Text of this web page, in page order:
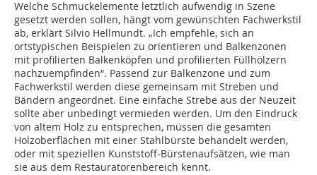
Welche Schmuckelemente letztlich aufwendig in Szene
gesetzt werden sollen, hängt vom gewünschten Fachwerkstil
ab, erklärt Silvio Hellmundt. „Ich empfehle, sich an
ortstypischen Beispielen zu orientieren und Balkenzonen
mit profilierten Balkenköpfen und profilierten Füllhölzern
nachzuempfinden“. Passend zur Balkenzone und zum
Fachwerkstil werden diese gemeinsam mit Streben und
Bändern angeordnet. Eine einfache Strebe aus der Neuzeit
sollte aber unbedingt vermieden werden. Um den Eindruck
von altem Holz zu entsprechen, müssen die gesamten
Holzoberflächen mit einer Stahlbürste behandelt werden,
oder mit speziellen Kunststoff-Bürstenaufsätzen, wie man
sie aus dem Restauratorenbereich kennt.